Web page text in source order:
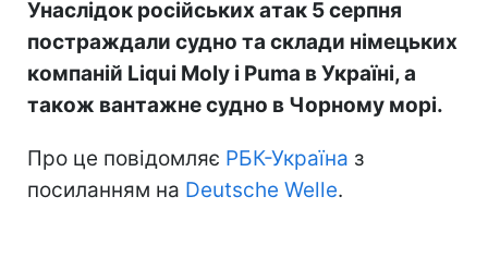
Унаслідок російських атак 5 серпня
постраждали судно та склади німецьких
компаній Liqui Moly і Puma в Україні, а
також вантажне судно в Чорному морі.
Про це повідомляє РБК-Україна з
посиланням на Deutsche Welle.